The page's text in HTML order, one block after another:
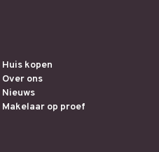
Huis kopen
Over ons
Nieuws
Makelaar op proef